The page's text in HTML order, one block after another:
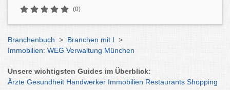
(0)
Branchenbuch > Branchen mit I >
Immobilien: WEG Verwaltung München
Unsere wichtigsten Guides im Überblick:
Ärzte Gesundheit Handwerker Immobilien Restaurants Shopping